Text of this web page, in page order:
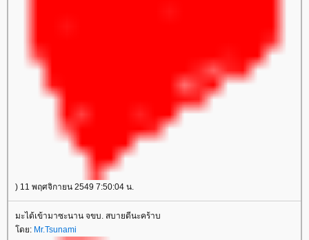
) 11 พฤศจิกายน 2549 7:50:04 น.
มะได้เข้ามาซะนาน จขบ. สบายดีนะคร้าบ
โดย: Mr.Tsunami